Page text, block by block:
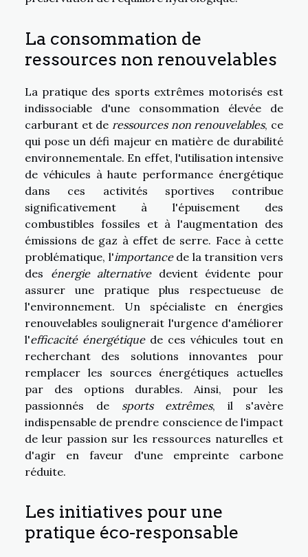
La consommation de
ressources non renouvelables
La pratique des sports extrêmes motorisés est
indissociable d'une consommation élevée de
carburant et de ressources non renouvelables, ce
qui pose un défi majeur en matière de durabilité
environnementale. En effet, l'utilisation intensive
de véhicules à haute performance énergétique
dans ces activités sportives contribue
significativement à l'épuisement des
combustibles fossiles et à l'augmentation des
émissions de gaz à effet de serre. Face à cette
problématique, l'importancede la transition vers
des énergie alternativedevient évidente pour
assurer une pratique plus respectueuse de
l'environnement. Un spécialiste en énergies
renouvelables soulignerait l'urgence d'améliorer
l'efficacité énergétiquede ces véhicules tout en
recherchant des solutions innovantes pour
remplacer les sources énergétiques actuelles
par des options durables. Ainsi, pour les
passionnés de sports extrêmes, il s'avère
indispensable de prendre conscience de l'impact
de leur passion sur les ressources naturelles et
d'agir en faveur d'une empreinte carbone
réduite.
Les initiatives pour une
pratique éco-responsable